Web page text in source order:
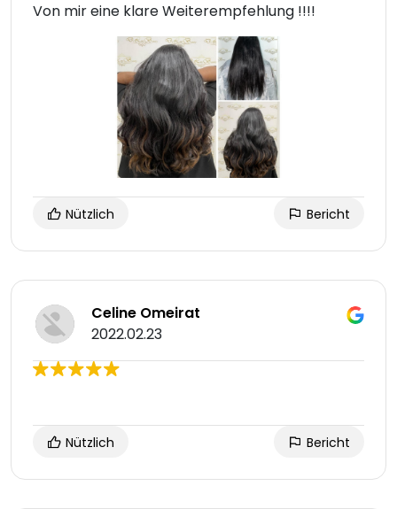
Von mir eine klare Weiterempfehlung !!!!
Nützlich Bericht
Celine Omeirat
2022.02.23
Nützlich Bericht